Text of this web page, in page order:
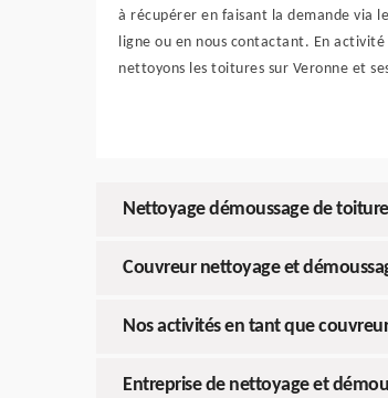
à récupérer en faisant la demande via
ligne ou en nous contactant. En activité
nettoyons les toitures sur Veronne et
Nettoyage démoussage de
Couvreur nettoyage et
Nos activités en tant que
Entreprise de nettoyage et